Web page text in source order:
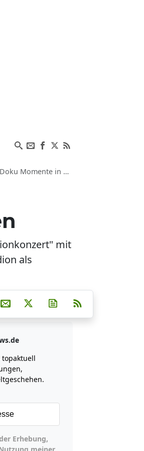
Online-Mediathek
mit
als
Teilen auf Facebook
Teilen auf Whatsapp
Teilen auf Telegram
auf Pinterest
Per E-Mail teilen
Post auf XNewsletter
topaktuell